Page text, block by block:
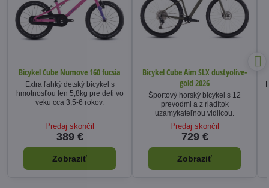
Bicykel Cube Numove 160 fucsia
Extra ľahký detský bicykel s
hmotnosťou len 5,8kg pre deti vo
veku cca 3,5-6 rokov.
Predaj skončil
389 €
Zobraziť
Bicykel Cube Aim SLX dustyolive-
gold 2026
Športový horský bicykel s 12
prevodmi a z riadítok
uzamykateľnou vidlicou.
Predaj skončil
729 €
Zobraziť